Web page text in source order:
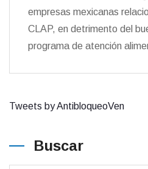
empresas mexicanas
CLAP, en detrimento del
programa de atención
Tweets by AntibloqueoVen
Buscar